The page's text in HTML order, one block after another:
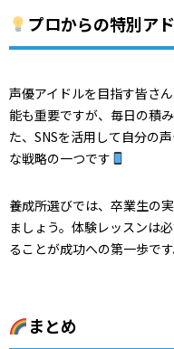
プロからの特別ア
声優アイドルを目指す皆さ
能も重要ですが、毎日の積
た、SNSを活用して自分の
な戦略の一つです
養成所選びでは、卒業生の
ましょう。体験レッスンは
ることが成功への第一歩です
まとめ